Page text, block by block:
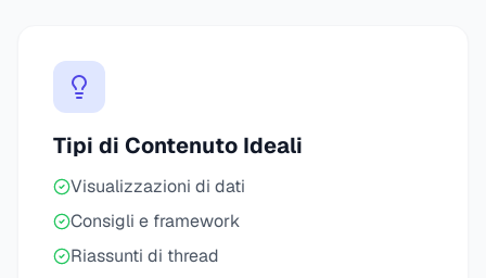
Tipi di Contenuto Ideali
Visualizzazioni di dati
Consigli e framework
Riassunti di thread